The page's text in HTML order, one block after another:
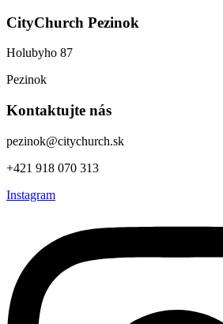
CityChurch Pezinok
Holubyho 87
Pezinok
Kontaktujte nás
pezinok@citychurch.sk
+421 918 070 313
Instagram